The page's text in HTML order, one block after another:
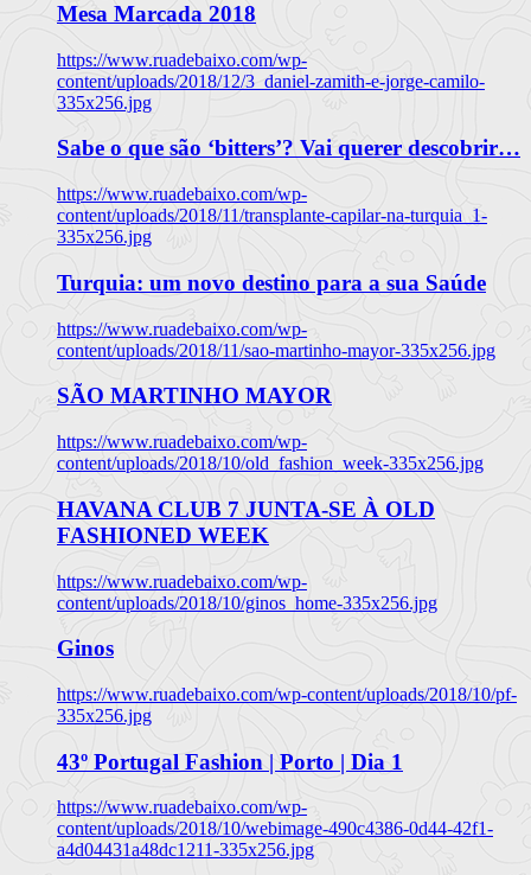
Mesa Marcada 2018
https://www.ruadebaixo.com/wp-
content/uploads/2018/12/3_daniel-zamith-e-jorge-camilo-
335x256.jpg
Sabe o que são ‘bitters’? Vai querer descobrir…
https://www.ruadebaixo.com/wp-
content/uploads/2018/11/transplante-capilar-na-turquia_1-
335x256.jpg
Turquia: um novo destino para a sua Saúde
https://www.ruadebaixo.com/wp-
content/uploads/2018/11/sao-martinho-mayor-335x256.jpg
SÃO MARTINHO MAYOR
https://www.ruadebaixo.com/wp-
content/uploads/2018/10/old_fashion_week-335x256.jpg
HAVANA CLUB 7 JUNTA-SE À OLD
FASHIONED WEEK
https://www.ruadebaixo.com/wp-
content/uploads/2018/10/ginos_home-335x256.jpg
Ginos
https://www.ruadebaixo.com/wp-content/uploads/2018/10/pf-
335x256.jpg
43º Portugal Fashion | Porto | Dia 1
https://www.ruadebaixo.com/wp-
content/uploads/2018/10/webimage-490c4386-0d44-42f1-
a4d04431a48dc1211-335x256.jpg